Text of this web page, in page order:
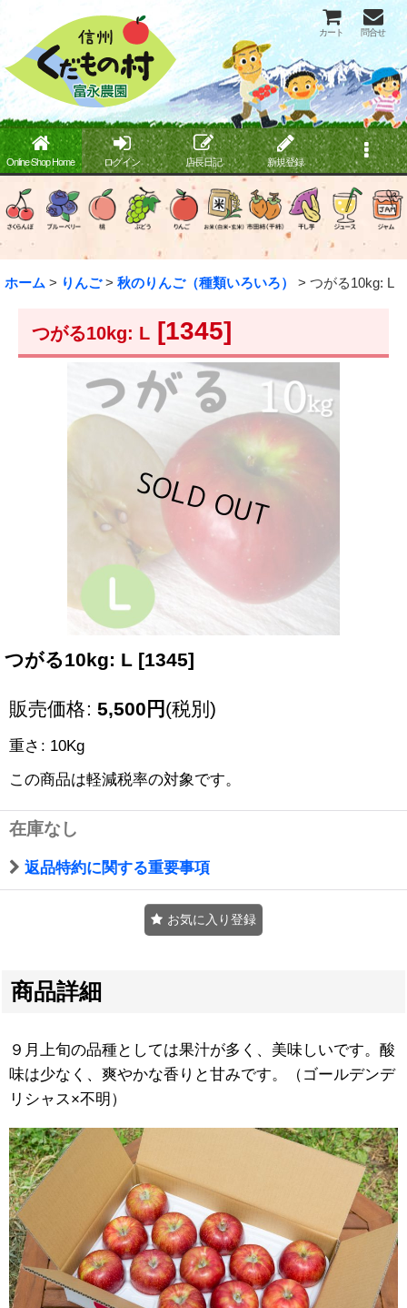
カート 問合せ
Online Shop Home ログイン 店長日記 新規登録
ホーム > りんご > 秋のりんご（種類いろいろ） > つがる10kg: L
つがる10kg: L [1345]
つがる10kg: L [1345]
販売価格: 5,500 円 (税別)
重さ : 10Kg
この商品は軽減税率の対象です。
在庫なし
返品特約に関する重要事項
お気に入り登録
商品詳細
９月上旬の品種としては果汁が多く、美味しいです。酸
味は少なく、爽やかな香りと甘みです。（ゴールデンデ
リシャス×不明）